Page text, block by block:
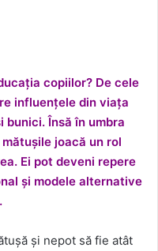
copiilor? De cele
influențele din viața
bunici. Însă în umbra
joacă un rol
Ei pot deveni repere
și modele alternative
și nepot să fie atât